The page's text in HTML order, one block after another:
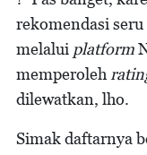
rekomendasi
melalui platform
memperoleh
dilewatkan, lho.
Simak daftarnya